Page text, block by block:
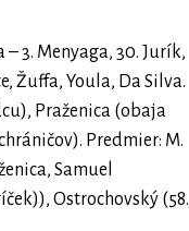
– 3. Menyaga, 30. Jurík,
Žuffa, Youla, Da Silva.
Praženica (obaja
Predmier: M.
Samuel
Ostrochovský (58.